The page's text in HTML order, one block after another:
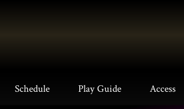
Schedule Play Guide Access